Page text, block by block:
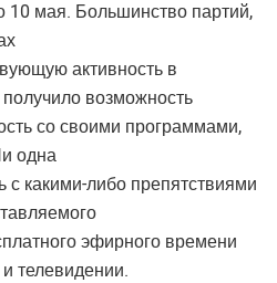
10 мая. Большинство партий,
активность в
возможность
со своими программами,
одна
с какими-либо препятствиями
эфирного времени
телевидении.